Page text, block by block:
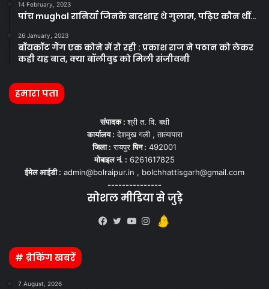
14 February, 2023
पांच mughal रानियाँ जिनके बादशाह थे गुलाम, पढ़िए कौन थीं…
26 January, 2023
बॉयकॉट गैंग एक कोने में रो रही : प्रकाश राज ने पठान को लेकर
कही यह बात, क्या बॉलीवुड को मिली संजीवनी
हमारा पता
संपादक :श्री त. वि. बक्षी
कार्यालय : देशमुख गली , तात्यापारा
जिला : रायपुरपिन : 492001
मोबाइल नं. : 6261617825
ईमेल आईडी : admin@bolraipur.in , bolchhattisgarh@gmail.com
---------------
सोशल मीडिया से जुड़े
# ब्रेकिंग खबरें
7 August, 2026